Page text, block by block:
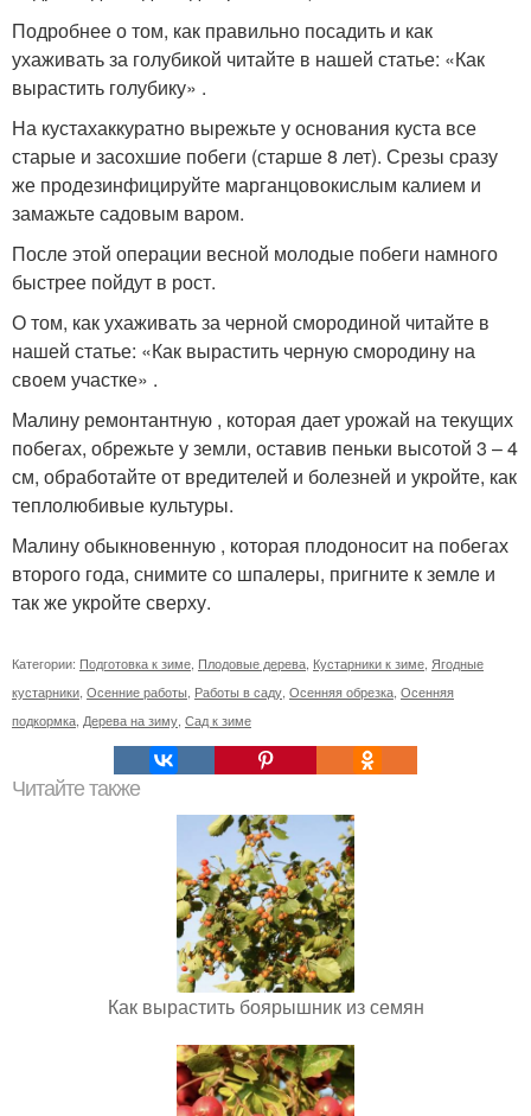
Подробнее о том, как правильно посадить и как
ухаживать за голубикой читайте в нашей статье: «Как
вырастить голубику» .
На кустахаккуратно вырежьте у основания куста все
старые и засохшие побеги (старше 8 лет). Срезы сразу
же продезинфицируйте марганцовокислым калием и
замажьте садовым варом.
После этой операции весной молодые побеги намного
быстрее пойдут в рост.
О том, как ухаживать за черной смородиной читайте в
нашей статье: «Как вырастить черную смородину на
своем участке» .
Малину ремонтантную , которая дает урожай на текущих
побегах, обрежьте у земли, оставив пеньки высотой 3 – 4
см, обработайте от вредителей и болезней и укройте, как
теплолюбивые культуры.
Малину обыкновенную , которая плодоносит на побегах
второго года, снимите со шпалеры, пригните к земле и
так же укройте сверху.
Категории: Подготовка к зиме Плодовые дерева Кустарники к зиме Ягодные
кустарники Осенние работы Работы в саду Осенняя обрезка Осенняя
подкормка Дерева на зиму Сад к зиме
Читайте также
Как вырастить боярышник из семян